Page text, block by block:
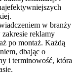
w branży
reklamy
po montaż. Każdą
dbając o
i terminowość, która